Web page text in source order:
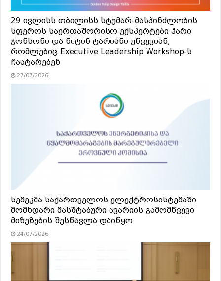
29 ივლისს თბილისს სტუმარ-მასპინძლობის
სფეროს საერთაშორისო ექსპერტები ჰარი
ჯონსონი და ნიტინ ტარიანი ეწვევიან,
რომლებიც Executive Leadership Workshop-ს
ჩაატარებენ
27/07/2026
სემეკმა საქართველოს ელექტროსისტემაში
მომხდარი მასშტაბური ავარიის გამომწვევი
მიზეზების შესწავლა დაიწყო
24/07/2026